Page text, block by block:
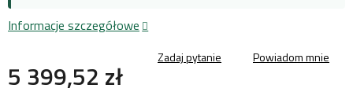
5 399,52 zł
Informacje szczegółowe
Zadaj pytanie Powiadom mnie